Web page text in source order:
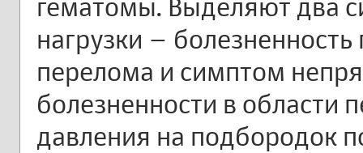
гематомы. Выделяют два
нагрузки – болезненность
перелома и симптом
болезненности в области
давления на подбородок